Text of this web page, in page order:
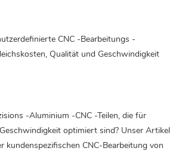
-Aluminium -CNC -Teilen, die für
optimiert sind? Unser Artikel
kundenspezifischen CNC-Bearbeitung von